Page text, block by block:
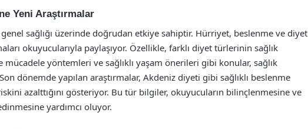
Yeni Araştırmalar
sağlığı üzerinde doğrudan etkiye sahiptir. Hürriyet, beslenme ve diyet
okuyucularıyla paylaşıyor. Özellikle, farklı diyet türlerinin sağlık
yöntemleri ve sağlıklı yaşam önerileri gibi konular, sağlık
dönemde yapılan araştırmalar, Akdeniz diyeti gibi sağlıklı beslenme
azalttığını gösteriyor. Bu tür bilgiler, okuyucuların bilinçlenmesine ve
yardımcı oluyor.